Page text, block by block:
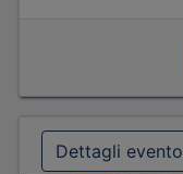
Dettagli evento